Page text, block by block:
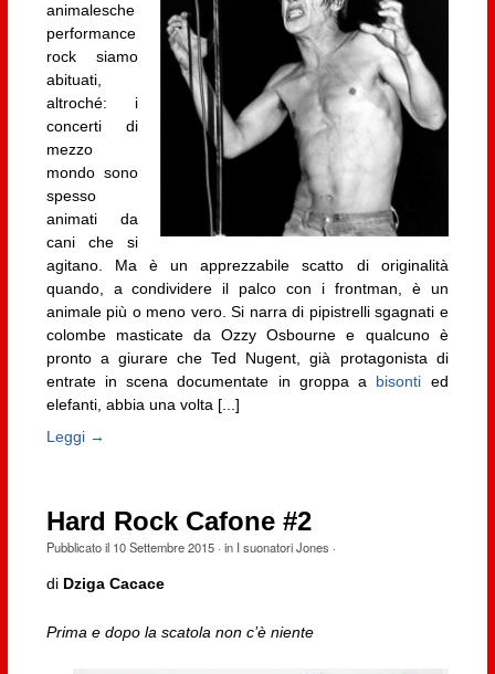
animalesche
performance
rock siamo
abituati,
altroché: i
concerti di
mezzo
mondo sono
spesso
animati da
cani che si
agitano. Ma è un apprezzabile scatto di originalità
quando, a condividere il palco con i frontman, è un
animale più o meno vero. Si narra di pipistrelli sgagnati e
colombe masticate da Ozzy Osbourne e qualcuno è
pronto a giurare che Ted Nugent, già protagonista di
entrate in scena documentate in groppa a bisonti ed
elefanti, abbia una volta [...]
Leggi →
Hard Rock Cafone #2
Pubblicato il 10 Settembre 2015· in I suonatori Jones ·
di Dziga Cacace
Prima e dopo la scatola non c’è niente